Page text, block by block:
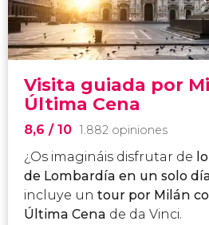
Visita guiada por
Última Cena
8,6 / 10 1.882 opiniones
¿Os imagináis disfrutar de
de Lombardía en un solo
incluye un tour por Milán
Última Cena de da Vinci.